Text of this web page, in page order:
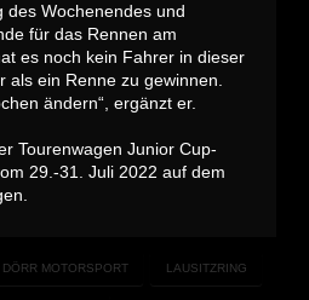
des Wochenendes und
für das Rennen am
es noch kein Fahrer in dieser
als ein Renne zu gewinnen.
ändern“, ergänzt er.
Tourenwagen Junior Cup-
29.-31. Juli 2022 auf dem
DÖRR MOTORSPORT LAUSITZRING